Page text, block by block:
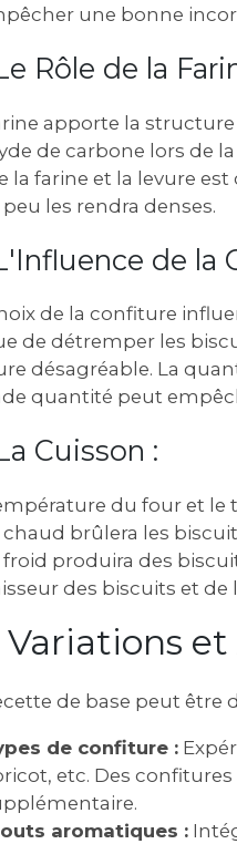
une bonne
Rôle de la
apporte la
de carbone lors de
la farine et la levure
les rendra denses.
de la
de la confiture
de détremper les
désagréable. La
quantité peut
Cuisson :
du four et le
brûlera les
produira des
des biscuits et de
Variations
de base peut être
de confiture :
etc. Des
aromatiques :